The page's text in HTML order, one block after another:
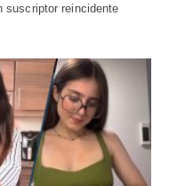
suscriptor reincidente